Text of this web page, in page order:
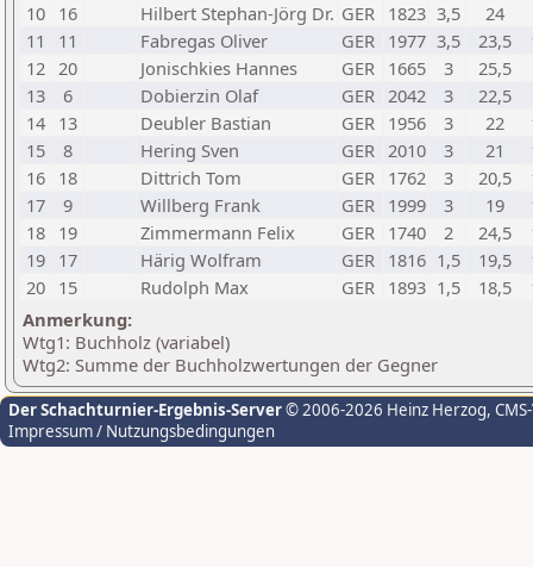
10 16 Hilbert Stephan-Jörg Dr. GER 1823 3,5
24
11
11 Fabregas Oliver GER 1977 3,5 23,5
12 20 Jonischkies Hannes GER 1665 3
25,5
13
6 Dobierzin Olaf GER 2042 3
22,5
14 13 Deubler Bastian GER 1956 3 22
15
8 Hering Sven GER 2010 3 21
16 18 Dittrich Tom GER 1762 3 20,5
17
9 Willberg Frank GER 1999 3 19
18 19 Zimmermann Felix GER 1740 2 24,5
19 17 Härig Wolfram GER 1816 1,5 19,5
20 15 Rudolph Max GER 1893 1,5 18,5
Anmerkung:
Wtg1: Buchholz (variabel)
Wtg2: Summe der Buchholzwertungen der Gegner
Der Schachturnier-Ergebnis-Server© 2006-2026 Heinz Herzog,
Impressum / Nutzungsbedingungen